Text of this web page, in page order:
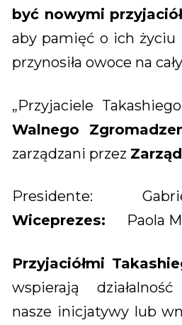
być nowymi
aby pamięć o ich życiu
przynosiła owoce na
„Przyjaciele
Walnego
zarządzani przez Zarząd
Presidente:
Wiceprezes: Paola
Przyjaciółmi
wspierają
nasze inicjatywy lub